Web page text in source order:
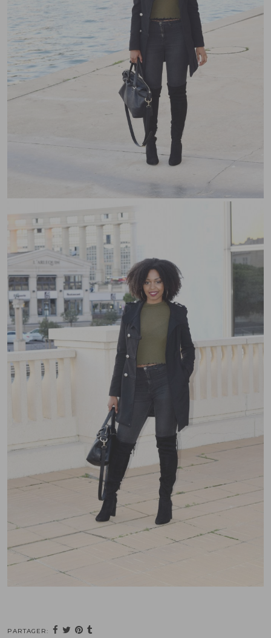
PARTAGER: